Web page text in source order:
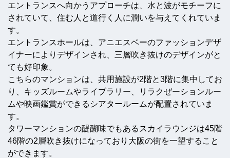
エントランスへ向かうアプローチは、水と波がモチーフに
されていて、住む人と道行く人に潤いを与えてくれていま
す。
エントランスホールは、アニエスベーのファッションデザ
イナーによりデザインされ、三層吹き抜けのデザインがと
ても好印象。
こちらのマンションは、共用施設が2階と3階に集中してお
り、キッズルームやライブラリー、リラクぜーションルー
ムや映画鑑賞ができるシアタールームが配置されていま
す。
タワーマンションの醍醐味でもあるスカイラウンジは45階
46階の2層吹き抜けになっており大阪の街を一望すること
ができます。